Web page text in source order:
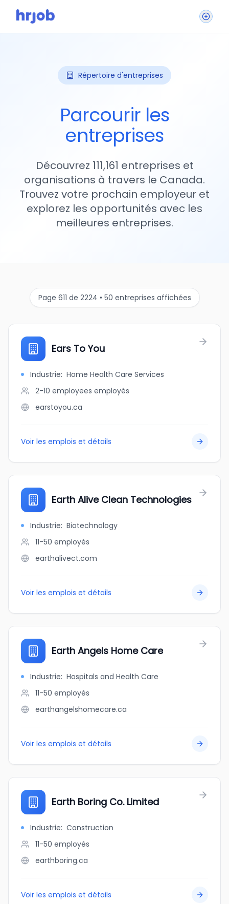
Répertoire d'entreprises
Parcourir les
entreprises
Découvrez 111,161 entreprises et
organisations à travers le Canada.
Trouvez votre prochain employeur et
explorez les opportunités avec les
meilleures entreprises.
Page 611 de 2224 • 50 entreprises affichées
Ears To You
Industrie: Home Health Care Services
2-10 employees employés
earstoyou.ca
Voir les emplois et détails
Earth Alive Clean Technologies
Industrie: Biotechnology
11-50 employés
earthalivect.com
Voir les emplois et détails
Earth Angels Home Care
Industrie: Hospitals and Health Care
11-50 employés
earthangelshomecare.ca
Voir les emplois et détails
Earth Boring Co. Limited
Industrie: Construction
11-50 employés
earthboring.ca
Voir les emplois et détails